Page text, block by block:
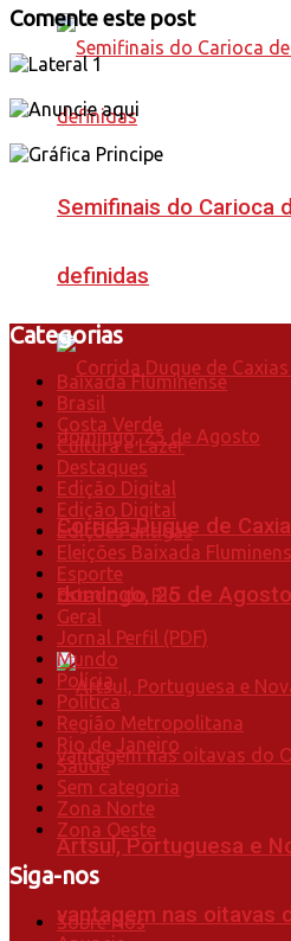
Semifinais do Carioca
definidas
Corrida Duque de
domingo, 25 de Agosto
Artsul, Portuguesa e
vantagem nas oitavas
Comente este post
Categorias
Baixada Fluminense
Brasil
Costa Verde
Cultura e Lazer
Destaques
Edição Digital
Edição Digital
Edições antigas
Eleições Baixada
Esporte
Estado do Rio
Geral
Jornal Perfil (PDF)
Mundo
Polícia
Política
Região Metropolitana
Rio de Janeiro
Saúde
Sem categoria
Zona Norte
Zona Oeste
Siga-nos
Sobre Nós